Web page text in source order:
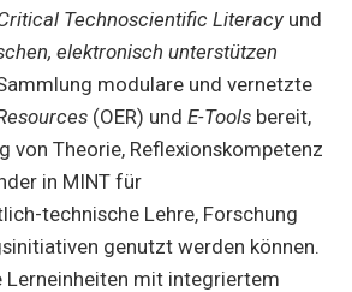
Technoscientific Literacy und
elektronisch unterstützen
modulare und vernetzte
(OER) und E-Tools bereit,
von Theorie, Reflexionskompetenz
in MINT für
technische Lehre, Forschung
genutzt werden können.
Lerneinheiten mit integriertem